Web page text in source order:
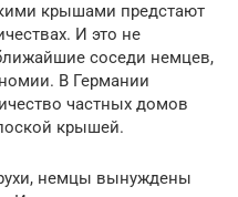
крышами предстают
И это не
соседи немцев,
В Германии
частных домов
крышей.
немцы вынуждены